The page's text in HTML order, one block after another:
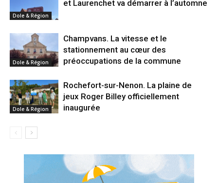
Dole & Région
et Laurenchet va démarrer à l’automne
Dole & Région
Champvans. La vitesse et le
stationnement au cœur des
préoccupations de la commune
Dole & Région
Rochefort-sur-Nenon. La plaine de
jeux Roger Billey officiellement
inaugurée